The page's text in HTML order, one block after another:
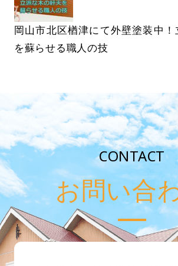
岡山市北区楢津にて外壁塗装中
を蘇らせる職人の技
CONTACT
お問い合